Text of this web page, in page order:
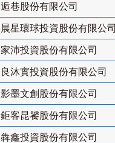
逅巷股份有限公司
晨星環球投資股份有限公司
家沛投資股份有限公司
良沐實投資股份有限公司
影墨文創股份有限公司
鉅客昆饕股份有限公司
犇鑫投資股份有限公司